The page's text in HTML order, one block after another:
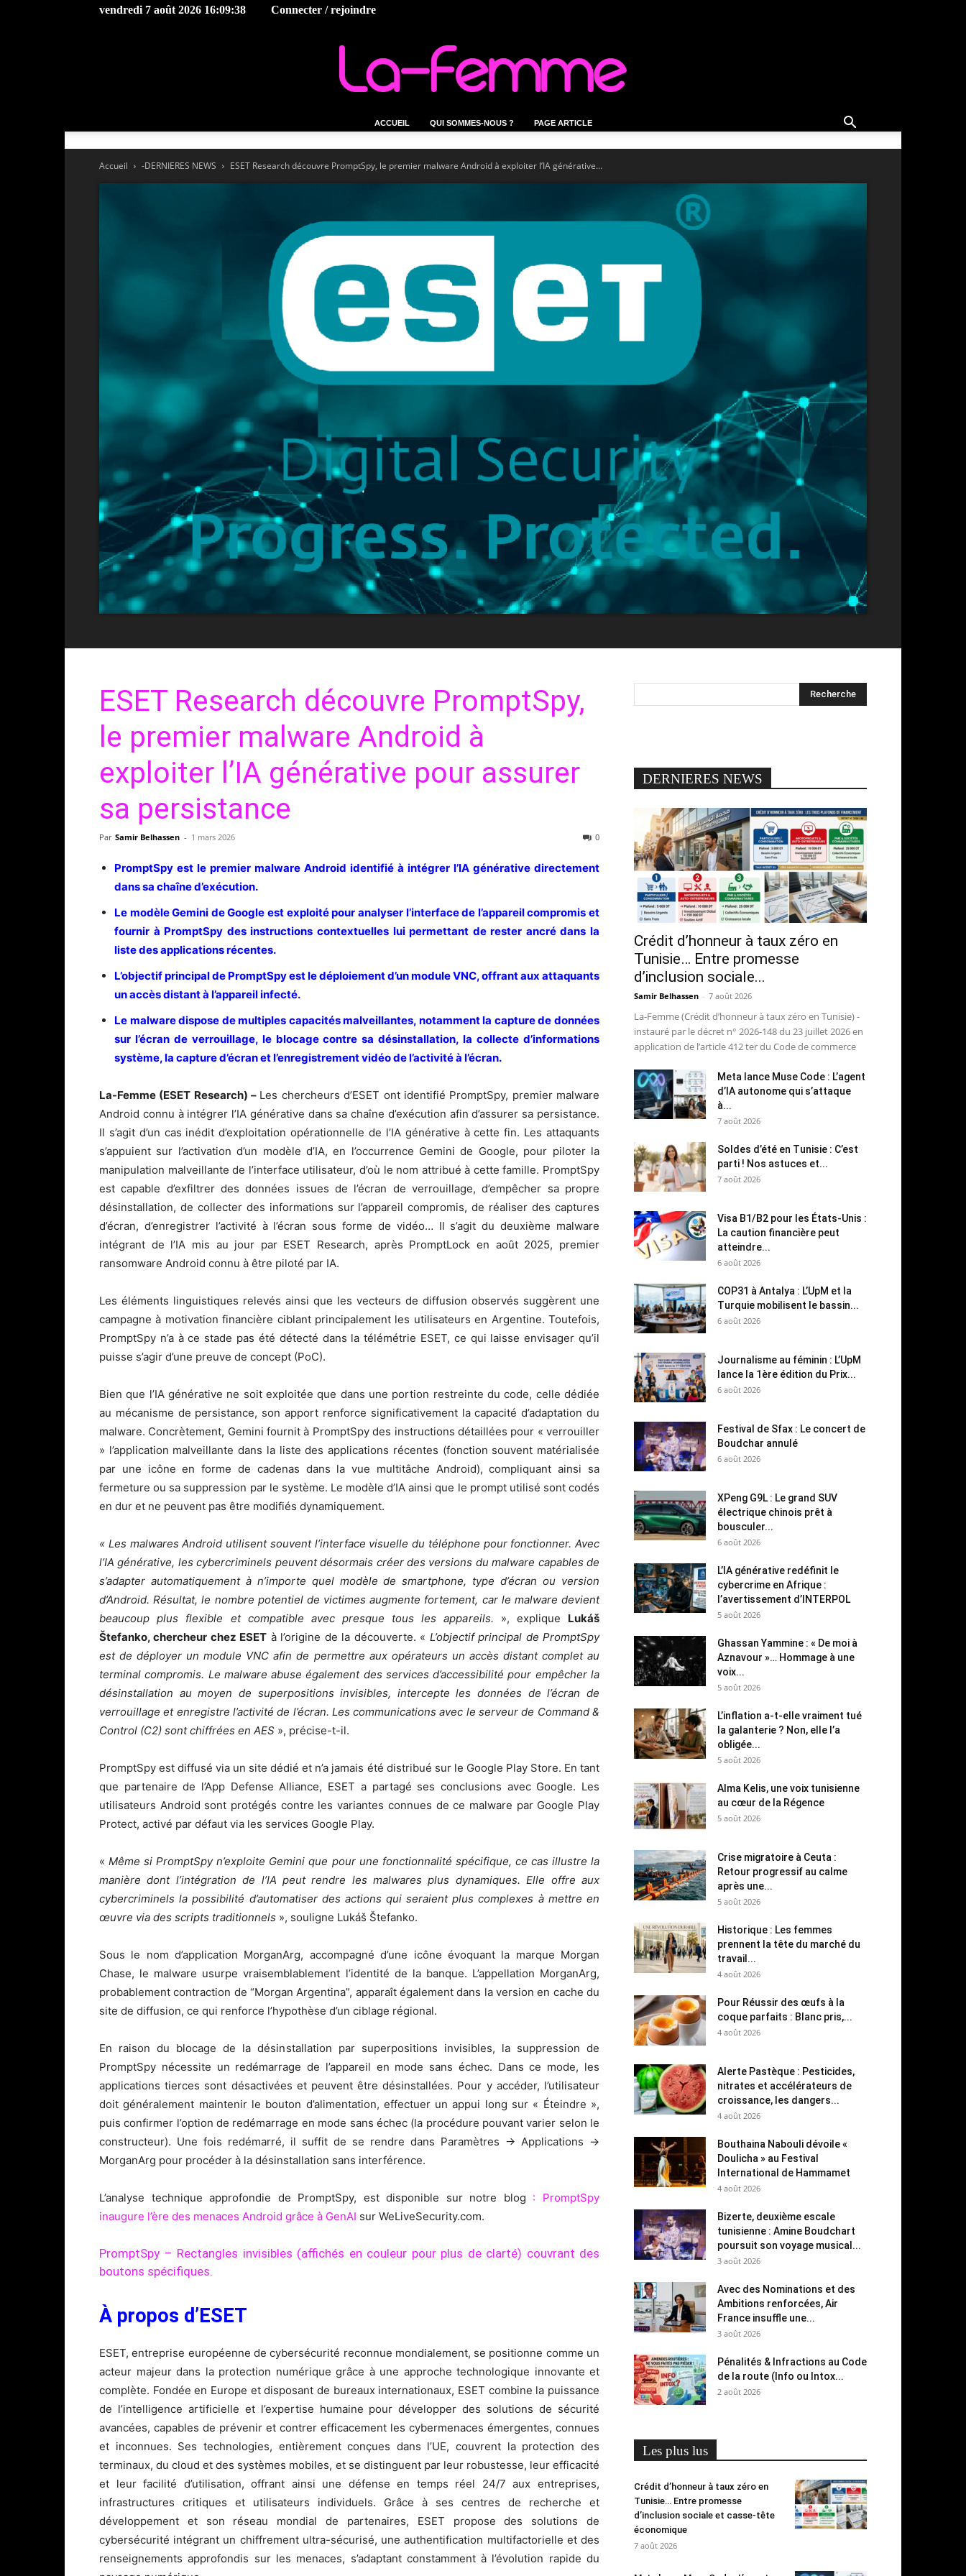
vendredi 7 août 2026 16:09:38 Connecter / rejoindre
ACCUEIL QUI SOMMES-NOUS ? PAGE ARTICLE
Accueil -DERNIERES NEWS ESET Research découvre PromptSpy, le premier malware Android à exploiter l’IA générative...
ESET Research découvre PromptSpy,
le premier malware Android à
exploiter l’IA générative pour assurer
sa persistance
Par Samir Belhassen - 1 mars 2026 0
PromptSpy est le premier malware Android identifié à intégrer l’IA générative directement
dans sa chaîne d’exécution.
Le modèle Gemini de Google est exploité pour analyser l’interface de l’appareil compromis et
fournir à PromptSpy des instructions contextuelles lui permettant de rester ancré dans la
liste des applications récentes.
L’objectif principal de PromptSpy est le déploiement d’un module VNC, offrant aux attaquants
un accès distant à l’appareil infecté.
Le malware dispose de multiples capacités malveillantes, notamment la capture de données
sur l’écran de verrouillage, le blocage contre sa désinstallation, la collecte d’informations
système, la capture d’écran et l’enregistrement vidéo de l’activité à l’écran.
La-Femme (ESET Research) – Les chercheurs d’ESET ont identifié PromptSpy, premier malware
Android connu à intégrer l’IA générative dans sa chaîne d’exécution afin d’assurer sa persistance.
Il s’agit d’un cas inédit d’exploitation opérationnelle de l’IA générative à cette fin. Les attaquants
s’appuient sur l’activation d’un modèle d’IA, en l’occurrence Gemini de Google, pour piloter la
manipulation malveillante de l’interface utilisateur, d’où le nom attribué à cette famille. PromptSpy
est capable d’exfiltrer des données issues de l’écran de verrouillage, d’empêcher sa propre
désinstallation, de collecter des informations sur l’appareil compromis, de réaliser des captures
d’écran, d’enregistrer l’activité à l’écran sous forme de vidéo… Il s’agit du deuxième malware
intégrant de l’IA mis au jour par ESET Research, après PromptLock en août 2025, premier
ransomware Android connu à être piloté par IA.
Les éléments linguistiques relevés ainsi que les vecteurs de diffusion observés suggèrent une
campagne à motivation financière ciblant principalement les utilisateurs en Argentine. Toutefois,
PromptSpy n’a à ce stade pas été détecté dans la télémétrie ESET, ce qui laisse envisager qu’il
puisse s’agir d’une preuve de concept (PoC).
Bien que l’IA générative ne soit exploitée que dans une portion restreinte du code, celle dédiée
au mécanisme de persistance, son apport renforce significativement la capacité d’adaptation du
malware. Concrètement, Gemini fournit à PromptSpy des instructions détaillées pour « verrouiller
» l’application malveillante dans la liste des applications récentes (fonction souvent matérialisée
par une icône en forme de cadenas dans la vue multitâche Android), compliquant ainsi sa
fermeture ou sa suppression par le système. Le modèle d’IA ainsi que le prompt utilisé sont codés
en dur et ne peuvent pas être modifiés dynamiquement.
« Les malwares Android utilisent souvent l’interface visuelle du téléphone pour fonctionner. Avec
l’IA générative, les cybercriminels peuvent désormais créer des versions du malware capables de
s’adapter automatiquement à n’importe quel modèle de smartphone, type d’écran ou version
d’Android. Résultat, le nombre potentiel de victimes augmente fortement, car le malware devient
beaucoup plus flexible et compatible avec presque tous les appareils. », explique Lukáš
Štefanko, chercheur chez ESET à l’origine de la découverte. « L’objectif principal de PromptSpy
est de déployer un module VNC afin de permettre aux opérateurs un accès distant complet au
terminal compromis. Le malware abuse également des services d’accessibilité pour empêcher la
désinstallation au moyen de superpositions invisibles, intercepte les données de l’écran de
verrouillage et enregistre l’activité de l’écran. Les communications avec le serveur de Command &
Control (C2) sont chiffrées en AES », précise-t-il.
PromptSpy est diffusé via un site dédié et n’a jamais été distribué sur le Google Play Store. En tant
que partenaire de l’App Defense Alliance, ESET a partagé ses conclusions avec Google. Les
utilisateurs Android sont protégés contre les variantes connues de ce malware par Google Play
Protect, activé par défaut via les services Google Play.
«Même si PromptSpy n’exploite Gemini que pour une fonctionnalité spécifique, ce cas illustre la
manière dont l’intégration de l’IA peut rendre les malwares plus dynamiques. Elle offre aux
cybercriminels la possibilité d’automatiser des actions qui seraient plus complexes à mettre en
œuvre via des scripts traditionnels », souligne Lukáš Štefanko.
Sous le nom d’application MorganArg, accompagné d’une icône évoquant la marque Morgan
Chase, le malware usurpe vraisemblablement l’identité de la banque. L’appellation MorganArg,
probablement contraction de “Morgan Argentina”, apparaît également dans la version en cache du
site de diffusion, ce qui renforce l’hypothèse d’un ciblage régional.
En raison du blocage de la désinstallation par superpositions invisibles, la suppression de
PromptSpy nécessite un redémarrage de l’appareil en mode sans échec. Dans ce mode, les
applications tierces sont désactivées et peuvent être désinstallées. Pour y accéder, l’utilisateur
doit généralement maintenir le bouton d’alimentation, effectuer un appui long sur « Éteindre »,
puis confirmer l’option de redémarrage en mode sans échec (la procédure pouvant varier selon le
constructeur). Une fois redémarré, il suffit de se rendre dans Paramètres → Applications →
MorganArg pour procéder à la désinstallation sans interférence.
L’analyse technique approfondie de PromptSpy, est disponible sur notre blog : PromptSpy
inaugure l’ère des menaces Android grâce à GenAI sur WeLiveSecurity.com.
PromptSpy – Rectangles invisibles (affichés en couleur pour plus de clarté) couvrant des
boutons spécifiques.
À propos d’ESET
ESET, entreprise européenne de cybersécurité reconnue mondialement, se positionne comme un
acteur majeur dans la protection numérique grâce à une approche technologique innovante et
complète. Fondée en Europe et disposant de bureaux internationaux, ESET combine la puissance
de l’intelligence artificielle et l’expertise humaine pour développer des solutions de sécurité
avancées, capables de prévenir et contrer efficacement les cybermenaces émergentes, connues
et inconnues. Ses technologies, entièrement conçues dans l’UE, couvrent la protection des
terminaux, du cloud et des systèmes mobiles, et se distinguent par leur robustesse, leur efficacité
et leur facilité d’utilisation, offrant ainsi une défense en temps réel 24/7 aux entreprises,
infrastructures critiques et utilisateurs individuels. Grâce à ses centres de recherche et
développement et son réseau mondial de partenaires, ESET propose des solutions de
cybersécurité intégrant un chiffrement ultra-sécurisé, une authentification multifactorielle et des
renseignements approfondis sur les menaces, s’adaptant constamment à l’évolution rapide du
DERNIERES NEWS
Crédit d’honneur à taux zéro en
Tunisie… Entre promesse
d’inclusion sociale...
Samir Belhassen - 7 août 2026
La-Femme (Crédit d’honneur à taux zéro en Tunisie) -
instauré par le décret n° 2026-148 du 23 juillet 2026 en
application de l’article 412 ter du Code de commerce
Meta lance Muse Code : L’agent
d’IA autonome qui s’attaque
à...
7 août 2026
Soldes d’été en Tunisie : C’est
parti ! Nos astuces et...
7 août 2026
Visa B1/B2 pour les États-Unis :
La caution financière peut
atteindre...
6 août 2026
COP31 à Antalya : L’UpM et la
Turquie mobilisent le bassin...
6 août 2026
Journalisme au féminin : L’UpM
lance la 1ère édition du Prix...
6 août 2026
Festival de Sfax : Le concert de
Boudchar annulé
6 août 2026
XPeng G9L : Le grand SUV
électrique chinois prêt à
bousculer...
6 août 2026
L’IA générative redéfinit le
cybercrime en Afrique :
l’avertissement d’INTERPOL
5 août 2026
Ghassan Yammine : « De moi à
Aznavour »… Hommage à une
voix...
5 août 2026
L’inflation a-t-elle vraiment tué
la galanterie ? Non, elle l’a
obligée...
5 août 2026
Alma Kelis, une voix tunisienne
au cœur de la Régence
5 août 2026
Crise migratoire à Ceuta :
Retour progressif au calme
après une...
5 août 2026
Historique : Les femmes
prennent la tête du marché du
travail...
4 août 2026
Pour Réussir des œufs à la
coque parfaits : Blanc pris,...
4 août 2026
Alerte Pastèque : Pesticides,
nitrates et accélérateurs de
croissance, les dangers...
4 août 2026
Bouthaina Nabouli dévoile «
Doulicha » au Festival
International de Hammamet
4 août 2026
Bizerte, deuxième escale
tunisienne : Amine Boudchart
poursuit son voyage musical...
3 août 2026
Avec des Nominations et des
Ambitions renforcées, Air
France insuffle une...
3 août 2026
Pénalités & Infractions au Code
de la route (Info ou Intox...
2 août 2026
Les plus lus
Crédit d’honneur à taux zéro en
Tunisie… Entre promesse
d’inclusion sociale et casse-tête
économique
7 août 2026